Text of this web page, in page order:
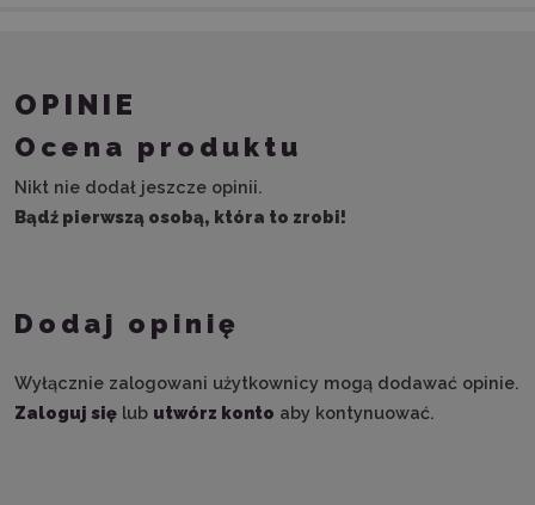
OPINIE
Ocena produktu
Nikt nie dodał jeszcze opinii.
Bądź pierwszą osobą, która to zrobi!
Dodaj opinię
Wyłącznie zalogowani użytkownicy mogą dodawać opinie.
Zaloguj się lub utwórz konto aby kontynuować.